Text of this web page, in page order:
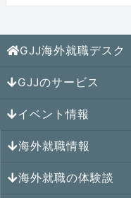
GJJ海外就職デスク
GJJのサービス
海外就職カウンセリング
はじめての海外就職セ
キャリアパスポートAI
イベント情報
参加受付中のイベント
過去のイベント一覧
海外就職情報
アメリカの就職情報
海外就職の体験談